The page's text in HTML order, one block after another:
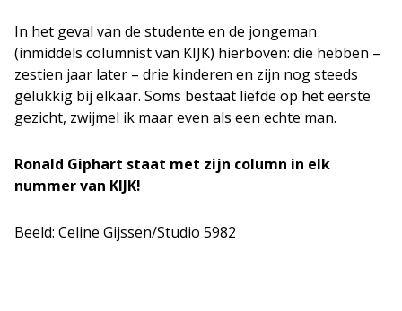
In het geval van de studente en de jongeman
(inmiddels columnist van KIJK) hierboven: die hebben –
zestien jaar later – drie kinderen en zijn nog steeds
gelukkig bij elkaar. Soms bestaat liefde op het eerste
gezicht, zwijmel ik maar even als een echte man.
Ronald Giphart staat met zijn column in elk
nummer van KIJK!
Beeld: Celine Gijssen/Studio 5982